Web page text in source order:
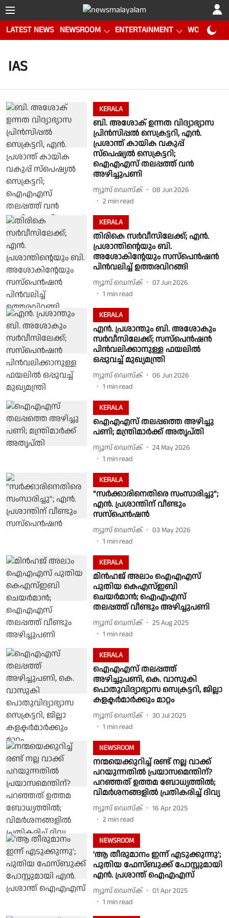
LATEST NEWS NEWSROOM ENTERTAINMENT WORLD CUP
IAS
KERALA
ബി. അശോക് ഉന്നത വിദ്യാഭ്യാസ
പ്രിൻസിപ്പൽ സെക്രട്ടറി, എൻ.
പ്രശാന്ത് കായിക വകുപ്പ്
സ്പെഷ്യൽ സെക്രട്ടറി;
ഐഎഎസ് തലപ്പത്ത് വൻ
അഴിച്ചുപണി
ന്യൂസ് ഡെസ്ക്
08 Jun 2026
2 min read
KERALA
തിരികെ സർവീസിലേക്ക്; എൻ.
പ്രശാന്തിൻ്റെയും ബി.
അശോകിൻ്റേയും സസ്പെൻഷൻ
പിൻവലിച്ച് ഉത്തരവിറങ്ങി
ന്യൂസ് ഡെസ്ക്
07 Jun 2026
1 min read
KERALA
എൻ. പ്രശാന്തും ബി. അശോകും
സർവീസിലേക്ക്; സസ്പെൻഷൻ
പിൻവലിക്കാനുള്ള ഫയലിൽ
ഒപ്പുവച്ച് മുഖ്യമന്ത്രി
ന്യൂസ് ഡെസ്ക്
06 Jun 2026
1 min read
KERALA
ഐഎഎസ് തലപ്പത്തെ അഴിച്ചു
പണി; മന്ത്രിമാർക്ക് അതൃപ്തി
ന്യൂസ് ഡെസ്ക്
24 May 2026
1 min read
KERALA
"സർക്കാരിനെതിരെ സംസാരിച്ചു";
എൻ. പ്രശാന്തിന് വീണ്ടും
സസ്പെൻഷൻ
ന്യൂസ് ഡെസ്ക്
03 May 2026
1 min read
KERALA
മിൻഹജ് അലാം ഐഎഎസ്
പുതിയ കെഎസ്ഇബി
ചെയർമാൻ; ഐഎഎസ്
തലപ്പത്ത് വീണ്ടും അഴിച്ചുപണി
ന്യൂസ് ഡെസ്ക്
25 Aug 2025
1 min read
KERALA
ഐഎഎസ് തലപ്പത്ത്
അഴിച്ചുപണി, കെ. വാസുകി
പൊതുവിദ്യാഭ്യാസ സെക്രട്ടറി, ജില്ലാ
കളക്ടര്‍മാര്‍ക്കും മാറ്റം
ന്യൂസ് ഡെസ്ക്
30 Jul 2025
1 min read
NEWSROOM
നന്മയെക്കുറിച്ച് രണ്ട് നല്ല വാക്ക്
പറയുന്നതിൽ പ്രയാസമെന്തിന്?
പറഞ്ഞത് ഉത്തമ ബോധ്യത്തില്‍;
വിമര്‍ശനങ്ങളില്‍ പ്രതികരിച്ച് ദിവ്യ
ന്യൂസ് ഡെസ്ക്
16 Apr 2025
2 min read
NEWSROOM
'ആ തീരുമാനം ഇന്ന് എടുക്കുന്നു';
പുതിയ ഫേസ്ബുക്ക് പോസ്റ്റുമായി
എൻ. പ്രശാന്ത് ഐഎഎസ്
ന്യൂസ് ഡെസ്ക്
01 Apr 2025
1 min read